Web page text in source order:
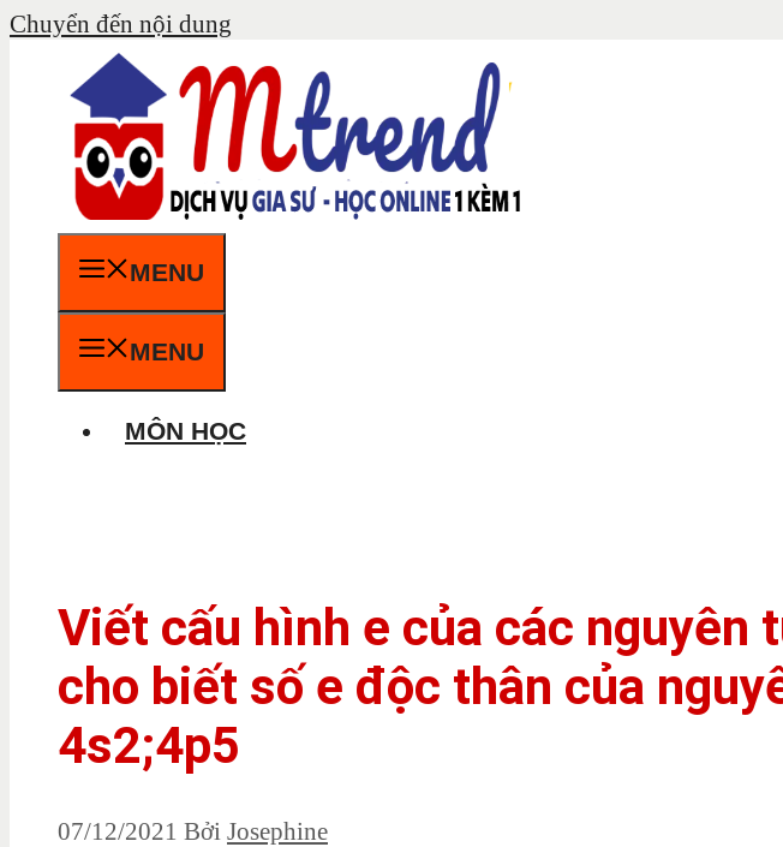
Chuyển đến nội dung
MENU
MENU
MÔN HỌC
Viết cấu hình e của các nguyên
cho biết số e độc thân của
4s2;4p5
07/12/2021 Bởi Josephine